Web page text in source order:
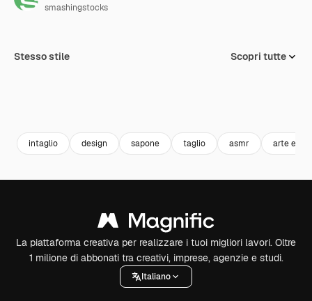
smashingstocks
Stesso stile Scopri tutte
intaglio design sapone taglio asmr arte e
La piattaforma creativa per realizzare i tuoi migliori lavori. Oltre
1 milione di abbonati tra creativi, imprese, agenzie e studi.
Italiano